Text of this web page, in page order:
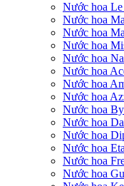
Nước hoa
Nước hoa
Nước hoa
Nước hoa
Nước hoa
Nước hoa
Nước hoa
Nước hoa
Nước hoa
Nước hoa
Nước hoa
Nước hoa
Nước hoa
Nước hoa